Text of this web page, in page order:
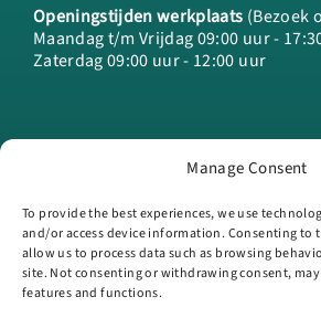
Manage Consent
To provide the best experiences, we use
and/or access device information. Consenting to
allow us to process data such as browsing
site. Not consenting or withdrawing consent,
features and functions.
Openingstijden werkplaats (Bezoek
Maandag t/m Vrijdag 09:00 uur -
Zaterdag 09:00 uur - 12:00 uur